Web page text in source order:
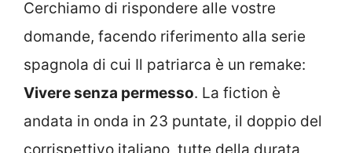
Cerchiamo di rispondere alle vostre
domande, facendo riferimento alla serie
spagnola di cui Il patriarca è un remake:
Vivere senza permesso. La fiction è
andata in onda in 23 puntate, il doppio del
corrispettivo italiano, tutte della durata